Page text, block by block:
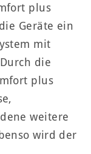
plus
Geräte ein
mit
die
plus
weitere
wird der